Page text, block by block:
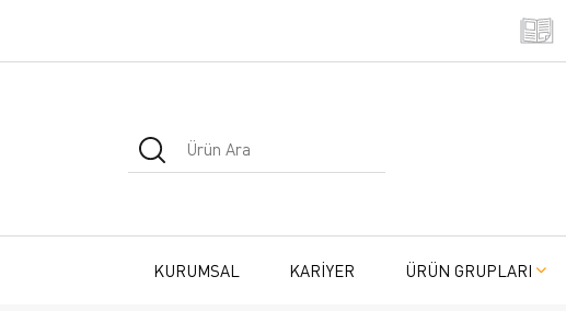
KURUMSAL KARİYER ÜRÜN GRUPLARI